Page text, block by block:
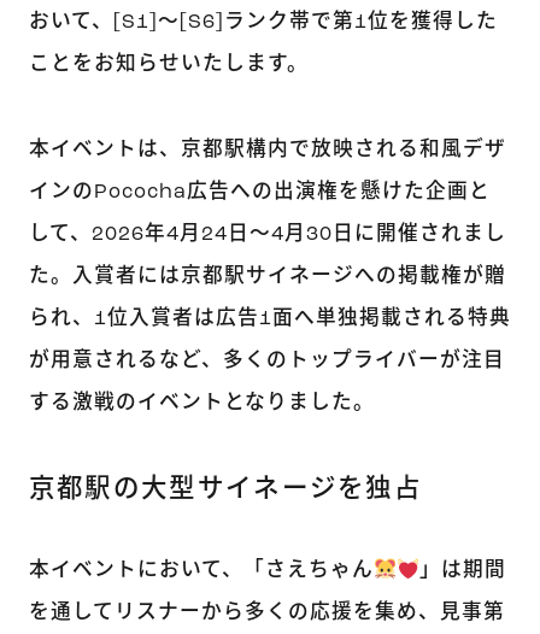
おいて、[S1]〜[S6]ランク帯で第1位を獲得した
ことをお知らせいたします。
本イベントは、京都駅構内で放映される和風デザ
インのPococha広告への出演権を懸けた企画と
して、2026年4月24日〜4月30日に開催されまし
た。入賞者には京都駅サイネージへの掲載権が贈
られ、1位入賞者は広告1面へ単独掲載される特典
が用意されるなど、多くのトップライバーが注目
する激戦のイベントとなりました。
京都駅の大型サイネージを独占
本イベントにおいて、「さえちゃん 」は期間
を通してリスナーから多くの応援を集め、見事第